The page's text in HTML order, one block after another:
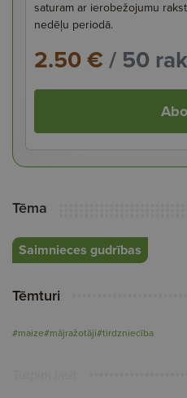
saturam ar ierobežojumu
nedēļu periodā.
2.50 €/ 50
Tēma
Saimnieces gudrības
Tēmturi
#maize#mājražotāji#tirdzniecība